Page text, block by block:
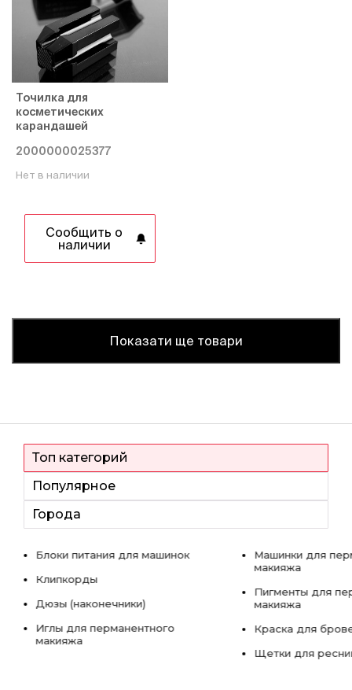
Точилка для
косметических
карандашей
2000000025377
Нет в наличии
Сообщить о
наличии
Показати ще товари
Топ категорий
Популярное
Города
Блоки питания для машинок
Клипкорды
Дюзы (наконечники)
Иглы для перманентного
макияжа
Машинки для
макияжа
Пигменты для
макияжа
Краска для
Щетки для